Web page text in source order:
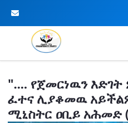
".... የጀመርነዉን
ፈተና ሊያቆመዉ
ሚኒስትር ዐቢይ አሕመድ